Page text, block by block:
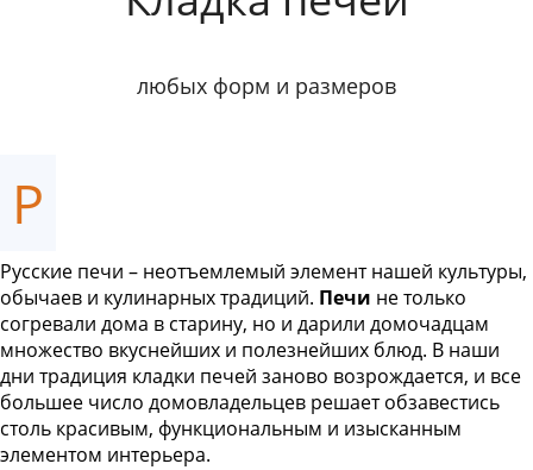
любых форм и размеров
Р
Русские печи – неотъемлемый элемент нашей культуры,
обычаев и кулинарных традиций. Печи не только
согревали дома в старину, но и дарили домочадцам
множество вкуснейших и полезнейших блюд. В наши
дни традиция кладки печей заново возрождается, и все
большее число домовладельцев решает обзавестись
столь красивым, функциональным и изысканным
элементом интерьера.